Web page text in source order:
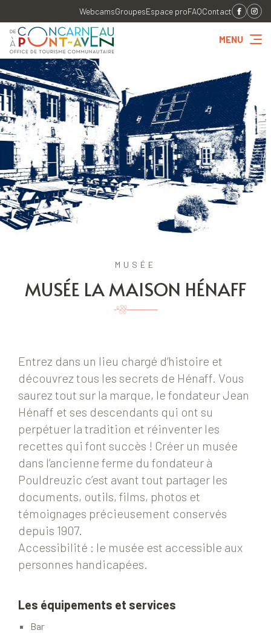
WebcamsGroupesEspace proFAQContact
MENU
MUSÉE
MUSÉE LA MAISON HÉNAFF
Entrez dans un lieu chargé d’histoire et
découvrez tous les secrets de Hénaff. Vous
saurez tout sur la marque, le fondateur Jean
Hénaff et ses descendants qui ont su
perpétuer la tradition et réinventer les
recettes qui font succès ! Créer un musée
dans l’ancienne ferme du fondateur à
Pouldreuzic c’est avant tout partager les
documents, outils, films, photos et
témoignages précieusement conservés
depuis 1907.
Accessibilité : le musée est accessible aux
personnes handicapées.
Les équipements et services
Bar